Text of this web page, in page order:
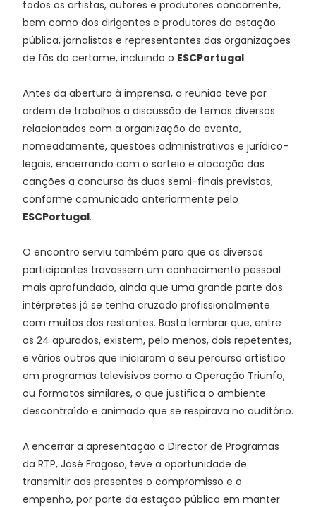
todos os artistas, autores e produtores concorrente,
bem como dos dirigentes e produtores da estação
pública, jornalistas e representantes das organizações
de fãs do certame, incluindo o ESCPortugal.
Antes da abertura à imprensa, a reunião teve por
ordem de trabalhos a discussão de temas diversos
relacionados com a organização do evento,
nomeadamente, questões administrativas e jurídico-
legais, encerrando com o sorteio e alocação das
canções a concurso às duas semi-finais previstas,
conforme comunicado anteriormente pelo
ESCPortugal.
O encontro serviu também para que os diversos
participantes travassem um conhecimento pessoal
mais aprofundado, ainda que uma grande parte dos
intérpretes já se tenha cruzado profissionalmente
com muitos dos restantes. Basta lembrar que, entre
os 24 apurados, existem, pelo menos, dois repetentes,
e vários outros que iniciaram o seu percurso artístico
em programas televisivos como a Operação Triunfo,
ou formatos similares, o que justifica o ambiente
descontraído e animado que se respirava no auditório.
A encerrar a apresentação o Director de Programas
da RTP, José Fragoso, teve a oportunidade de
transmitir aos presentes o compromisso e o
empenho, por parte da estação pública em manter